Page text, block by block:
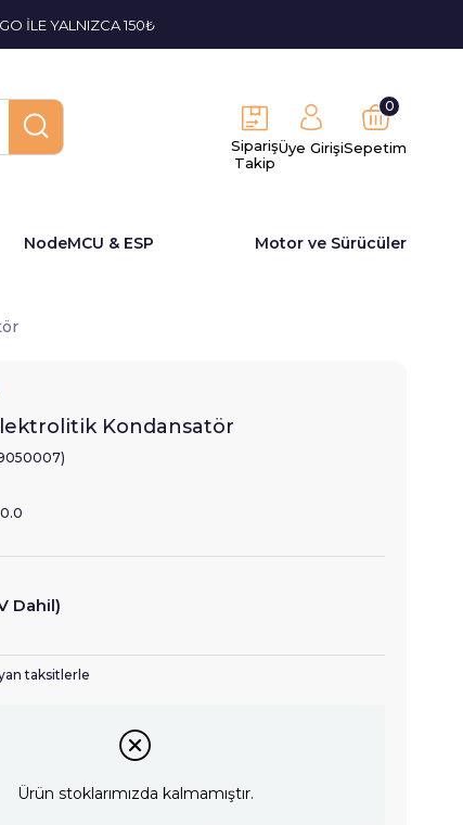
İLE YALNIZCA 150₺
Sipariş
Takip
Üye GirişiSepetim
0
NodeMCU & ESP Motor ve Sürücüler
Kondansatör
0.0
Dahil)
taksitlerle
Ürün stoklarımızda kalmamıştır.